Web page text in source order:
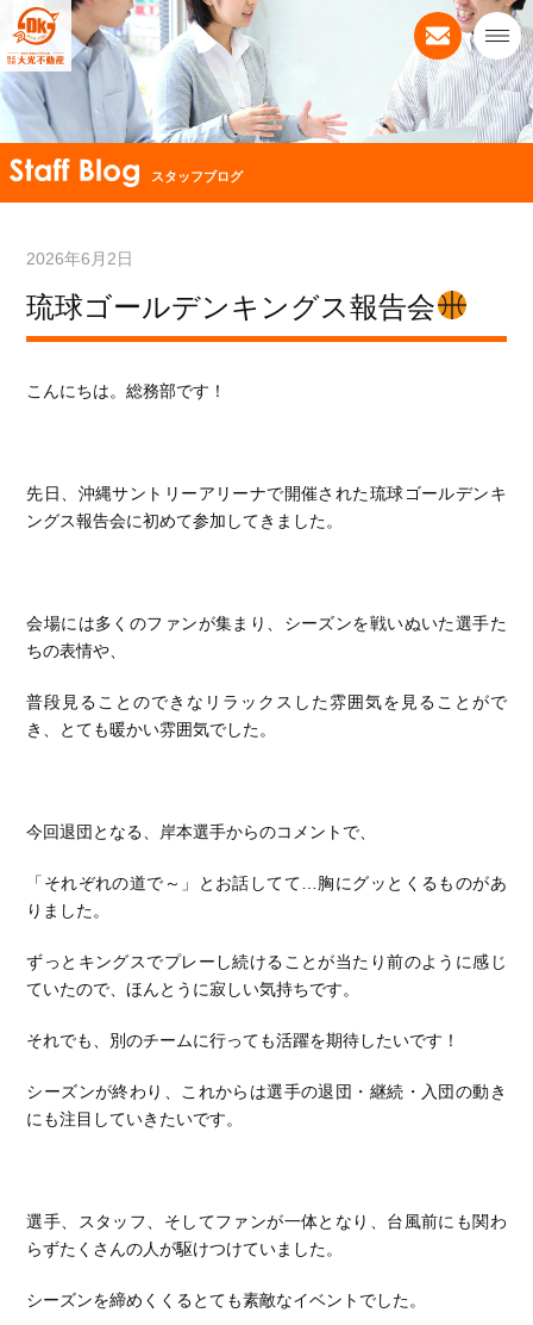
スタッフブログ
2026年6月2日
琉球ゴールデンキングス報告会
こんにちは。総務部です！
先日、沖縄サントリーアリーナで開催された琉球ゴールデンキ
ングス報告会に初めて参加してきました。
会場には多くのファンが集まり、シーズンを戦いぬいた選手た
ちの表情や、
普段見ることのできなリラックスした雰囲気を見ることがで
き、とても暖かい雰囲気でした。
今回退団となる、岸本選手からのコメントで、
「それぞれの道で～」とお話してて…胸にグッとくるものがあ
りました。
ずっとキングスでプレーし続けることが当たり前のように感じ
ていたので、ほんとうに寂しい気持ちです。
それでも、別のチームに行っても活躍を期待したいです！
シーズンが終わり、これからは選手の退団・継続・入団の動き
にも注目していきたいです。
選手、スタッフ、そしてファンが一体となり、台風前にも関わ
らずたくさんの人が駆けつけていました。
シーズンを締めくくるとても素敵なイベントでした。